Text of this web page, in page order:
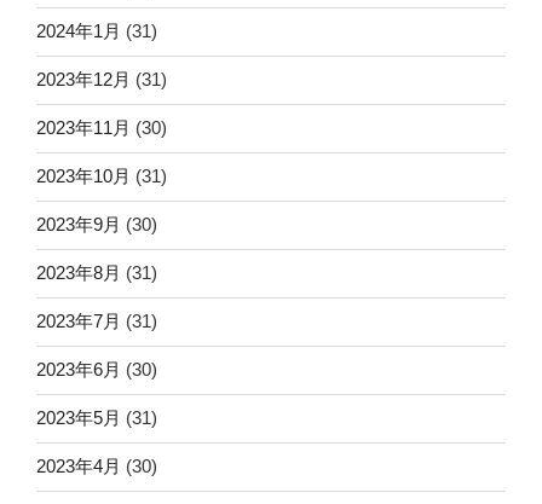
2024年1月 (31)
2023年12月 (31)
2023年11月 (30)
2023年10月 (31)
2023年9月 (30)
2023年8月 (31)
2023年7月 (31)
2023年6月 (30)
2023年5月 (31)
2023年4月 (30)